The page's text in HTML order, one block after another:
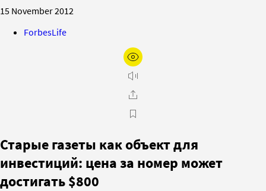
15 November 2012
ForbesLife
Старые газеты как объект для
инвестиций: цена за номер может
достигать $800